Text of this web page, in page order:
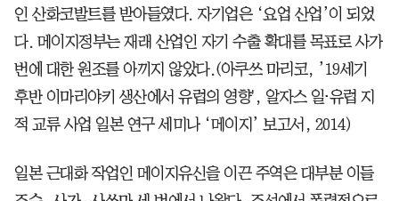
인 산화코발트를 받아들였다. 자기업은 ‘요업 산업’이 되었
다. 메이지정부는 재래 산업인 자기 수출 확대를 목표로 사가
번에 대한 원조를 아끼지 않았다.(아쿠쓰 마리코, ’19세기
후반 이마리야키 생산에서 유럽의 영향', 알자스 일⋅유럽 지
적 교류 사업 일본 연구 세미나 ‘메이지’ 보고서, 2014)
일본 근대화 작업인 메이지유신을 이끈 주역은 대부분 이들